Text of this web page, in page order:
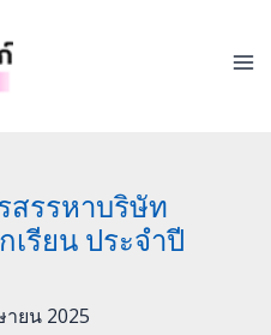
สรรหาบริษัท
รียน ประจำปี
ายน 2025